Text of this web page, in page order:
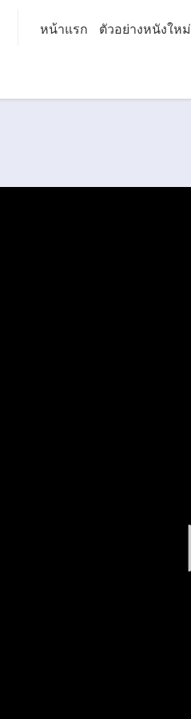
หน้าแรก ตัวอย่างหนังใหม่